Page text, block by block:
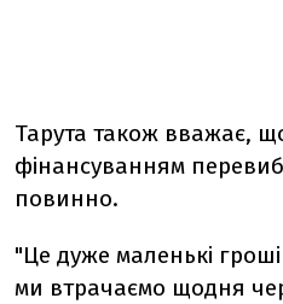
Тарута також вважає,
фінансуванням
повинно.
"Це дуже маленькі
ми втрачаємо щодня